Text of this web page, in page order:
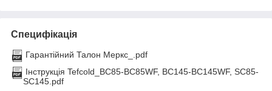
Специфікація
Гарантійний Талон Меркс_.pdf
Інструкція Tefcold_BC85-BC85WF, BC145-BC145WF, SC85-
SC145.pdf